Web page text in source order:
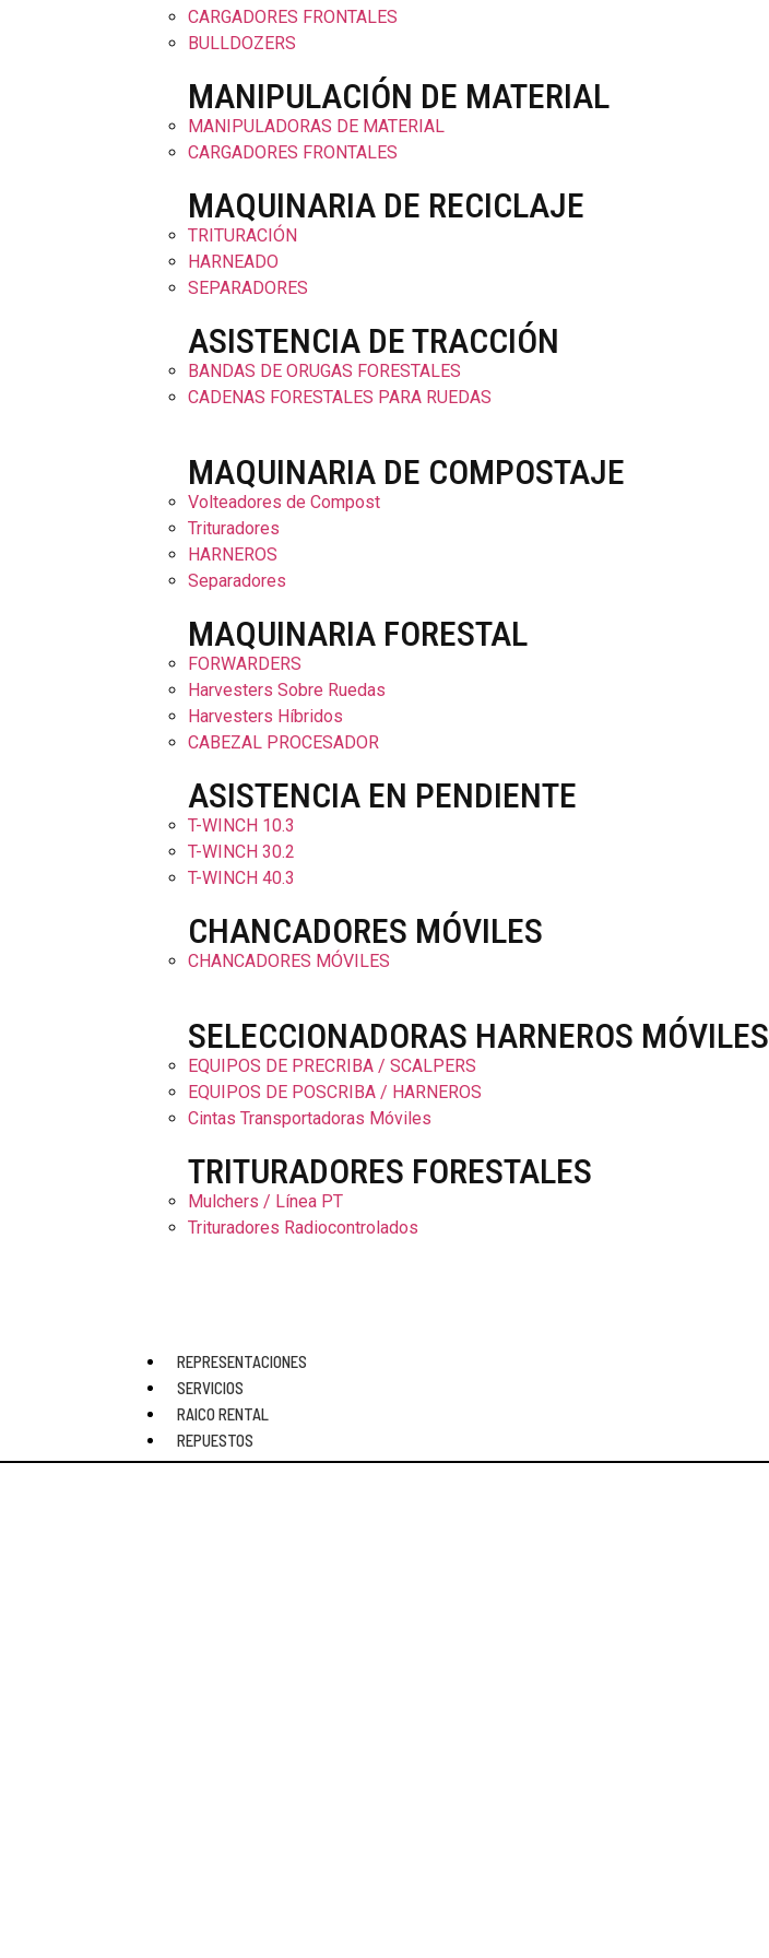
CARGADORES FRONTALES
BULLDOZERS
MANIPULACIÓN DE MATERIAL
MANIPULADORAS DE MATERIAL
CARGADORES FRONTALES
MAQUINARIA DE RECICLAJE
TRITURACIÓN
HARNEADO
SEPARADORES
ASISTENCIA DE TRACCIÓN
BANDAS DE ORUGAS FORESTALES
CADENAS FORESTALES PARA RUEDAS
MAQUINARIA DE COMPOSTAJE
Volteadores de Compost
Trituradores
HARNEROS
Separadores
MAQUINARIA FORESTAL
FORWARDERS
Harvesters Sobre Ruedas
Harvesters Híbridos
CABEZAL PROCESADOR
ASISTENCIA EN PENDIENTE
T-WINCH 10.3
T-WINCH 30.2
T-WINCH 40.3
CHANCADORES MÓVILES
CHANCADORES MÓVILES
SELECCIONADORAS HARNEROS MÓVILES
EQUIPOS DE PRECRIBA / SCALPERS
EQUIPOS DE POSCRIBA / HARNEROS
Cintas Transportadoras Móviles
TRITURADORES FORESTALES
Mulchers / Línea PT
Trituradores Radiocontrolados
REPRESENTACIONES
SERVICIOS
RAICO RENTAL
REPUESTOS
MOVIMIENTO DE TIERRA